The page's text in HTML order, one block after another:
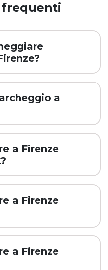
frequenti
a
a Firenze
a Firenze
a Firenze